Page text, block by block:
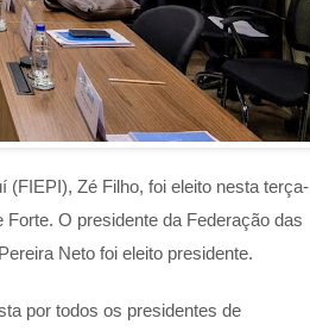
(FIEPI), Zé Filho, foi eleito nesta terça-
O presidente da Federação das
Neto foi eleito presidente.
por todos os presidentes de